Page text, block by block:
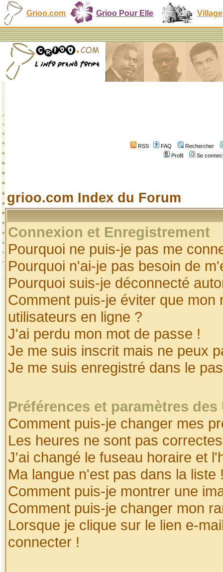
Grioo.com Grioo Pour Elle Village
RSS FAQ
Rechercher
Profil
Se
grioo.com Index du Forum
Connexion et Enregistrement
Pourquoi ne puis-je pas me
Pourquoi n'ai-je pas besoin de
Pourquoi suis-je déconnecté
Comment puis-je éviter que
utilisateurs en ligne ?
J'ai perdu mon mot de passe !
Je me suis inscrit mais ne peux
Je me suis enregistré dans le
Préférences et paramètres
Comment puis-je changer mes
Les heures ne sont pas
J'ai changé le fuseau horaire et
Ma langue n'est pas dans la liste
Comment puis-je montrer une
Comment puis-je changer mon
Lorsque je clique sur le lien e-
connecter !